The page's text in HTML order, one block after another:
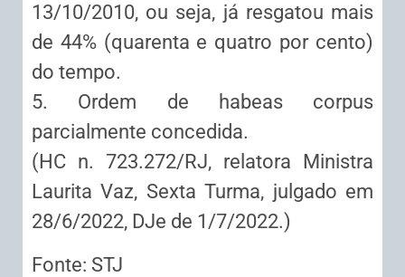
13/10/2010, ou seja, já resgatou mais
de 44% (quarenta e quatro por cento)
do tempo.
5. Ordem de habeas corpus
parcialmente concedida.
(HC n. 723.272/RJ, relatora Ministra
Laurita Vaz, Sexta Turma, julgado em
28/6/2022, DJe de 1/7/2022.)
Fonte: STJ